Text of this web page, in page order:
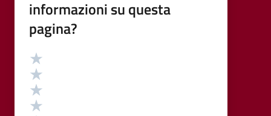
informazioni su questa
pagina?
Valutazione